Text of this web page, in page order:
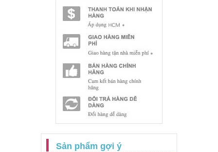
Sản phẩm gợi ý